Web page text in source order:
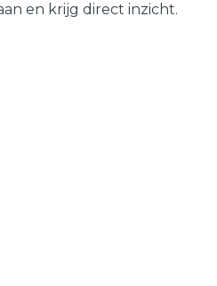
en krijg direct inzicht.